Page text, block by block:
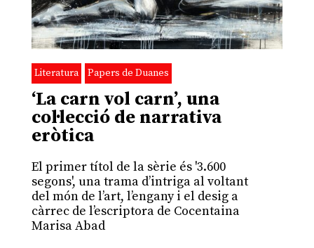
Literatura Papers de Duanes
‘La carn vol carn’, una
col·lecció de narrativa
eròtica
El primer títol de la sèrie és '3.600
segons', una trama d’intriga al voltant
del món de l’art, l’engany i el desig a
càrrec de l’escriptora de Cocentaina
Marisa Abad